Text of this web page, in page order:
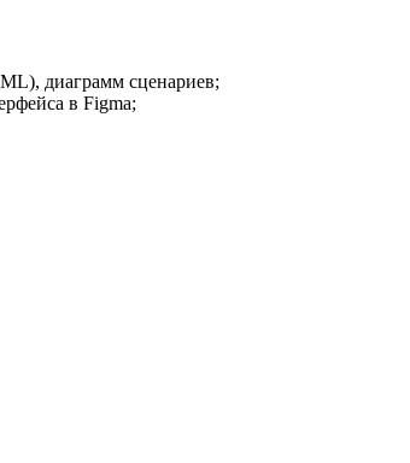
диаграмм сценариев;
в Figma;